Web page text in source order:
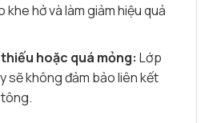
khe hở và làm giảm hiệu quả
hoặc quá mỏng: Lớp
sẽ không đảm bảo liên kết